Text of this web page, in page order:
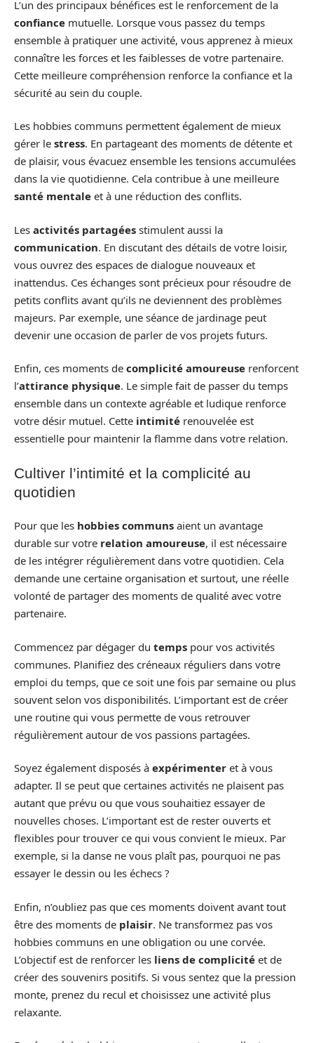
L’un des principaux bénéfices est le renforcement de la
confiance mutuelle. Lorsque vous passez du temps
ensemble à pratiquer une activité, vous apprenez à mieux
connaître les forces et les faiblesses de votre partenaire.
Cette meilleure compréhension renforce la confiance et la
sécurité au sein du couple.
Les hobbies communs permettent également de mieux
gérer le stress. En partageant des moments de détente et
de plaisir, vous évacuez ensemble les tensions accumulées
dans la vie quotidienne. Cela contribue à une meilleure
santé mentale et à une réduction des conflits.
Les activités partagées stimulent aussi la
communication. En discutant des détails de votre loisir,
vous ouvrez des espaces de dialogue nouveaux et
inattendus. Ces échanges sont précieux pour résoudre de
petits conflits avant qu’ils ne deviennent des problèmes
majeurs. Par exemple, une séance de jardinage peut
devenir une occasion de parler de vos projets futurs.
Enfin, ces moments de complicité amoureuse renforcent
l’attirance physique. Le simple fait de passer du temps
ensemble dans un contexte agréable et ludique renforce
votre désir mutuel. Cette intimité renouvelée est
essentielle pour maintenir la flamme dans votre relation.
Cultiver l’intimité et la complicité au
quotidien
Pour que les hobbies communs aient un avantage
durable sur votre relation amoureuse, il est nécessaire
de les intégrer régulièrement dans votre quotidien. Cela
demande une certaine organisation et surtout, une réelle
volonté de partager des moments de qualité avec votre
partenaire.
Commencez par dégager du temps pour vos activités
communes. Planifiez des créneaux réguliers dans votre
emploi du temps, que ce soit une fois par semaine ou plus
souvent selon vos disponibilités. L’important est de créer
une routine qui vous permette de vous retrouver
régulièrement autour de vos passions partagées.
Soyez également disposés à expérimenter et à vous
adapter. Il se peut que certaines activités ne plaisent pas
autant que prévu ou que vous souhaitiez essayer de
nouvelles choses. L’important est de rester ouverts et
flexibles pour trouver ce qui vous convient le mieux. Par
exemple, si la danse ne vous plaît pas, pourquoi ne pas
essayer le dessin ou les échecs ?
Enfin, n’oubliez pas que ces moments doivent avant tout
être des moments de plaisir. Ne transformez pas vos
hobbies communs en une obligation ou une corvée.
L’objectif est de renforcer les liens de complicité et de
créer des souvenirs positifs. Si vous sentez que la pression
monte, prenez du recul et choisissez une activité plus
relaxante.